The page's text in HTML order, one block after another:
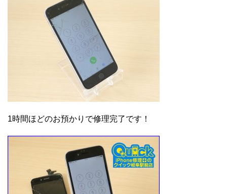
1時間ほどのお預かりで修理完了です！